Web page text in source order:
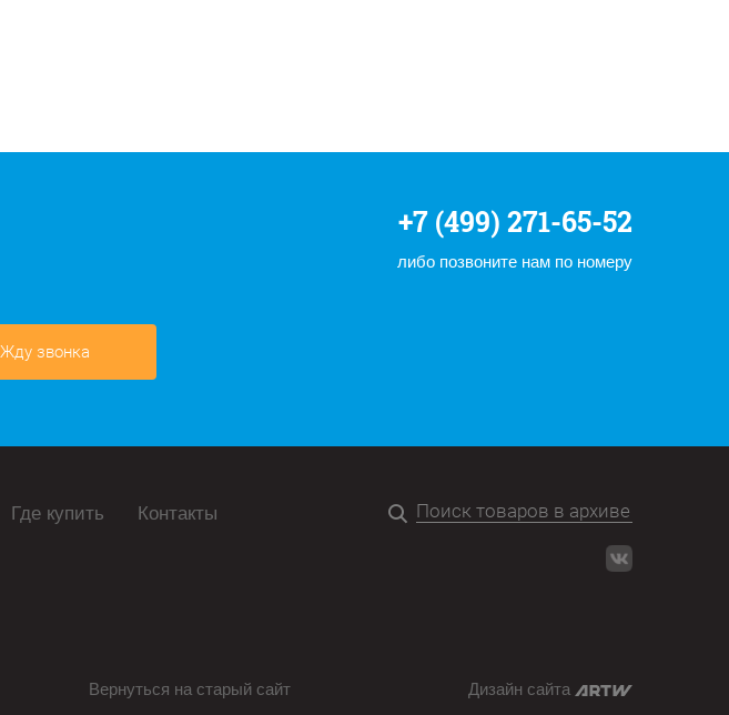
+7 (499) 271-65-52
либо позвоните нам по номеру
Жду звонка
Где купить Контакты
Вернуться на старый сайт Дизайн сайта